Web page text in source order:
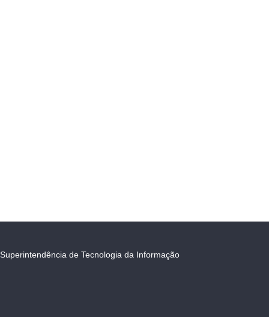
Superintendência de Tecnologia da Informação